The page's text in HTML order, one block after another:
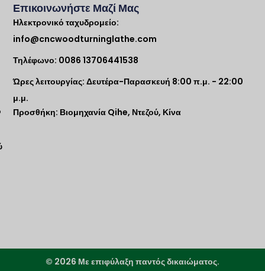
Επικοινωνήστε Μαζί Μας
Ηλεκτρονικό ταχυδρομείο:
info@cncwoodturninglathe.com
Τηλέφωνο: 0086 13706441538
Ώρες λειτουργίας: Δευτέρα-Παρασκευή 8:00 π.μ. - 22:00
μ.μ.
Προσθήκη: Βιομηχανία Qihe, Ντεζού, Κίνα
© 2026 Με επιφύλαξη παντός δικαιώματος.